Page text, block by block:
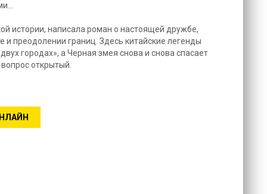
истории, написала роман о настоящей дружбе,
и преодолении границ. Здесь китайские легенды
городах», а Черная змея снова и снова спасает
открытый.